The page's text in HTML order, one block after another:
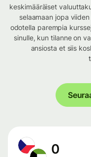
keskimääräiset
selaamaan jopa
odotella parempia
sinulle, kun tilanne on
ansiosta et siis
0